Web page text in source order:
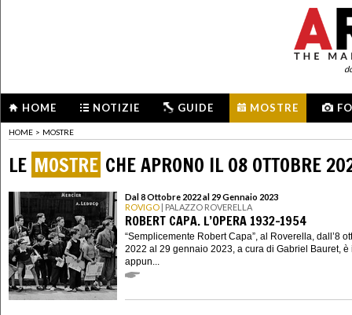
HOME NOTIZIE GUIDE MOSTRE
HOME > MOSTRE
LE MOSTRE CHE APRONO IL 08 OTTOBRE
Dal 8 Ottobre 2022 al 29 Gennaio 2023
ROVIGO | PALAZZO ROVERELLA
ROBERT CAPA. L’OPERA 1932-1954
“Semplicemente Robert Capa”, al Roverella, dall’8
2022 al 29 gennaio 2023, a cura di Gabriel Bauret, è
appun...